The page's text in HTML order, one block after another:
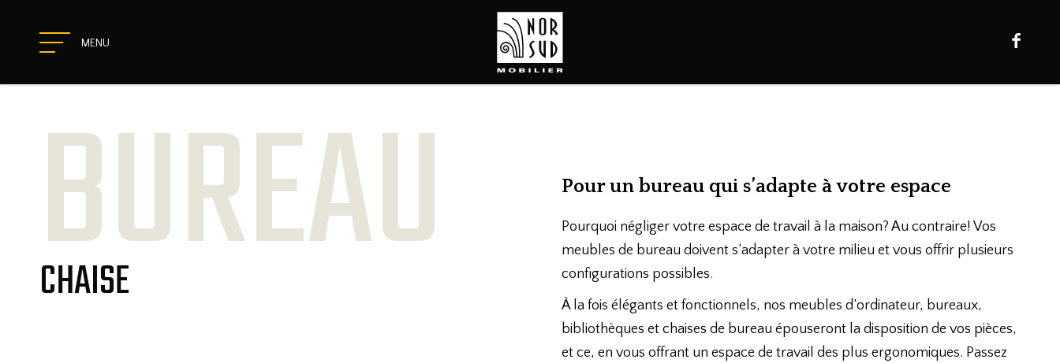
MENU
BUREAU
CHAISE
Pour un bureau qui s’adapte à votre espace
Pourquoi négliger votre espace de travail à la maison? Au contraire! Vos
meubles de bureau doivent s’adapter à votre milieu et vous offrir plusieurs
configurations possibles.
À la fois élégants et fonctionnels, nos meubles d’ordinateur, bureaux,
bibliothèques et chaises de bureau épouseront la disposition de vos pièces,
et ce, en vous offrant un espace de travail des plus ergonomiques. Passez